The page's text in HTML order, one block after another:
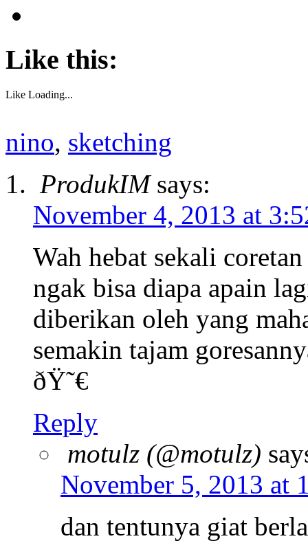
Like this:
Like Loading...
nino, sketching
ProdukIM says:
November 4, 2013 at
Wah hebat sekali
ngak bisa diapa apain
diberikan oleh yang
semakin tajam
ðŸ˜€
Reply
motulz (@motulz)
November 5, 2013 at
dan tentunya giat